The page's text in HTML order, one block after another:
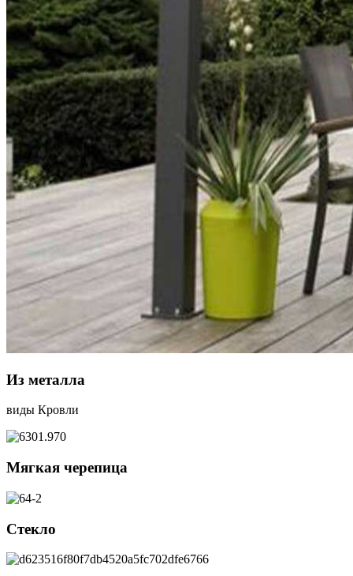
Из металла
виды Кровли
Мягкая черепица
Стекло